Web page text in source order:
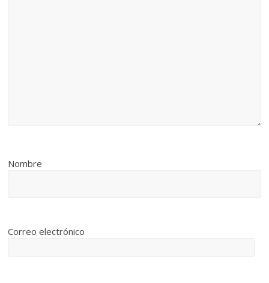
Nombre
Correo electrónico